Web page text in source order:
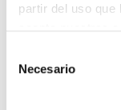
partir del uso
Necesario